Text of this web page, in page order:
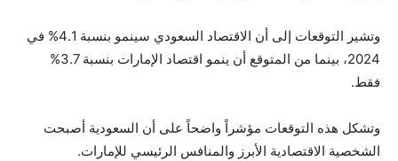
وتشير التوقعات إلى أن الاقتصاد السعودي سينمو بنسبة 4.1% في
2024، بينما من المتوقع أن ينمو اقتصاد الإمارات بنسبة 3.7%
فقط.
وتشكل هذه التوقعات مؤشراً واضحاً على أن السعودية أصبحت
الشخصية الاقتصادية الأبرز والمنافس الرئيسي للإمارات.